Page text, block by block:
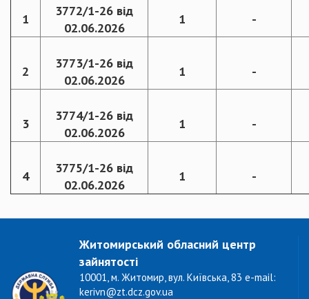
1
3772/1-26 від
02.06.2026
1 -
2
3773/1-26 від
02.06.2026
1 -
3
3774/1-26 від
02.06.2026
1 -
4
3775/1-26 від
02.06.2026
1 -
Житомирський обласний центр
зайнятості
10001, м. Житомир, вул. Київська, 83 e-mail:
kerivn@zt.dcz.gov.ua